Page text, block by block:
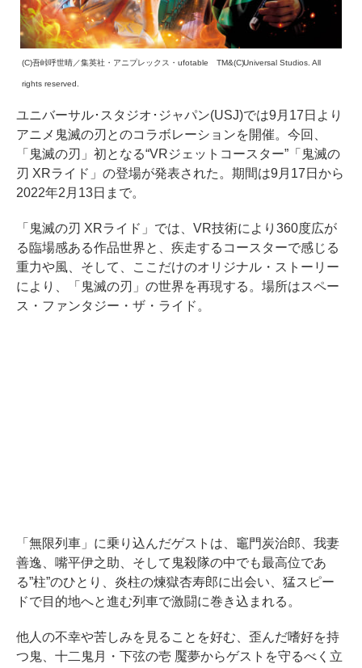
(C)吾峠呼世晴／集英社・アニプレックス・ufotable TM&(C)Universal Studios. All
rights reserved.
ユニバーサル･スタジオ･ジャパン(USJ)では9月17日より
アニメ鬼滅の刃とのコラボレーションを開催。今回、
「鬼滅の刃」初となる“VRジェットコースター”「鬼滅の
刃 XRライド」の登場が発表された。期間は9月17日から
2022年2月13日まで。
「鬼滅の刃 XRライド」では、VR技術により360度広が
る臨場感ある作品世界と、疾走するコースターで感じる
重力や風、そして、ここだけのオリジナル・ストーリー
により、「鬼滅の刃」の世界を再現する。場所はスペー
ス・ファンタジー・ザ・ライド。
「無限列車」に乗り込んだゲストは、竈門炭治郎、我妻
善逸、嘴平伊之助、そして鬼殺隊の中でも最高位であ
る”柱”のひとり、炎柱の煉獄杏寿郎に出会い、猛スピー
ドで目的地へと進む列車で激闘に巻き込まれる。
他人の不幸や苦しみを見ることを好む、歪んだ嗜好を持
つ鬼、十二鬼月・下弦の壱 魘夢からゲストを守るべく立